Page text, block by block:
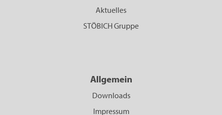
Aktuelles
STÖBICH Gruppe
Allgemein
Downloads
Impressum